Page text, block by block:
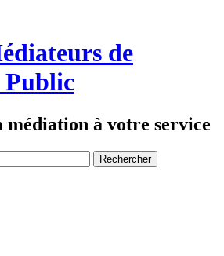
de
Public
à votre service